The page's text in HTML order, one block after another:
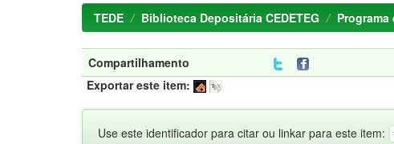
TEDE Biblioteca Depositária CEDETEG
Compartilhamento
Exportar este item:
Use este identificador para citar ou linkar para este item: